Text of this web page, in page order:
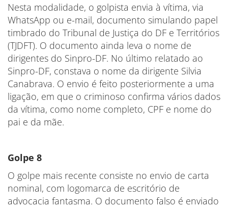
Nesta modalidade, o golpista envia à vítima, via
WhatsApp ou e-mail, documento simulando papel
timbrado do Tribunal de Justiça do DF e Territórios
(TJDFT). O documento ainda leva o nome de
dirigentes do Sinpro-DF. No último relatado ao
Sinpro-DF, constava o nome da dirigente Silvia
Canabrava. O envio é feito posteriormente a uma
ligação, em que o criminoso confirma vários dados
da vítima, como nome completo, CPF e nome do
pai e da mãe.
Golpe 8
O golpe mais recente consiste no envio de carta
nominal, com logomarca de escritório de
advocacia fantasma. O documento falso é enviado